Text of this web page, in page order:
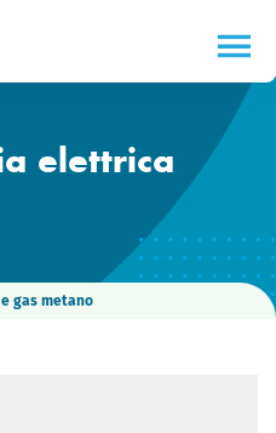
elettrica
gas metano